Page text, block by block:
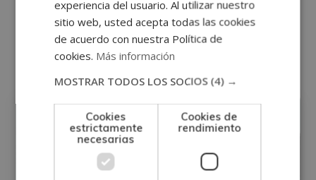
Otras titulaciones
experiencia del usuario. Al utilizar nuestro
sitio web, usted acepta todas las cookies
de acuerdo con nuestra Política de
cookies. Más información
MOSTRAR TODOS LOS SOCIOS (4) →
Cookies
estrictamente
necesarias
Cookies de
rendimiento